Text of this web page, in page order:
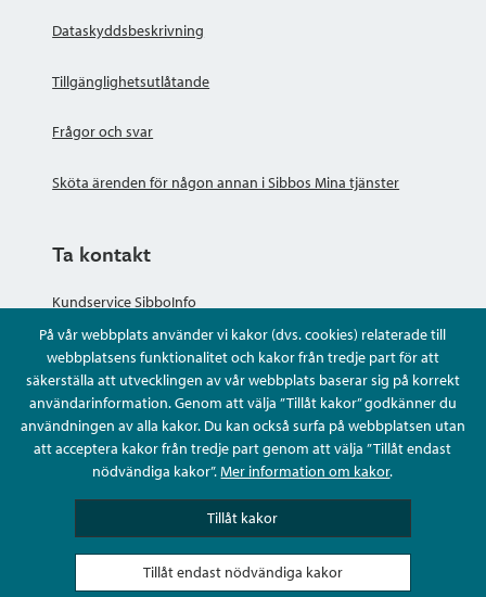
På vår webbplats använder vi kakor (dvs. cookies) relaterade till
webbplatsens funktionalitet och kakor från tredje part för att
säkerställa att utvecklingen av vår webbplats baserar sig på korrekt
användarinformation. Genom att välja ”Tillåt kakor” godkänner du
användningen av alla kakor. Du kan också surfa på webbplatsen utan
att acceptera kakor från tredje part genom att välja ”Tillåt endast
nödvändiga kakor”.Mer information om kakor.
Tillåt kakor
Tillåt endast nödvändiga kakor
Dataskyddsbeskrivning
Tillgänglighetsutlåtande
Frågor och svar
Sköta ärenden för någon annan i Sibbos Mina tjänster
Ta kontakt
Kundservice SibboInfo
Ge anonym respons
Ställ en fråga eller sköta ditt ärende
Kontaktuppgifter